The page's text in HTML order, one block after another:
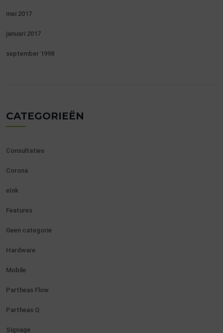
mei 2017
januari 2017
september 1998
CATEGORIEËN
Consultaties
Corona
eInk
Features
Geen categorie
Hardware
Mobile
Partheas Flow
Partheas Q
Signage